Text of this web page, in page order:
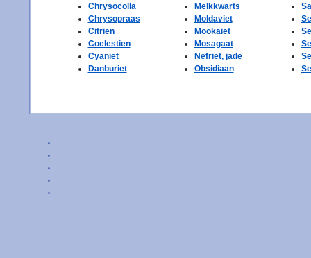
Chrysocolla
Chrysopraas
Citrien
Coelestien
Cyaniet
Danburiet
Melkkwarts
Moldaviet
Mookaiet
Mosagaat
Nefriet, jade
Obsidiaan